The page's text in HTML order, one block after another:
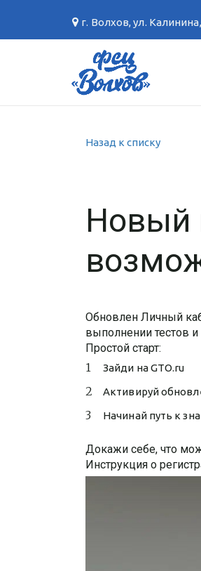
г. Волхов,ул.
Назад к списку
Новый
Обновлен Личный
выполнении тестов
Простой старт:
Зайди на GTO.ru
Активируй
Начинай путь к
Докажи себе, что
Инструкция о